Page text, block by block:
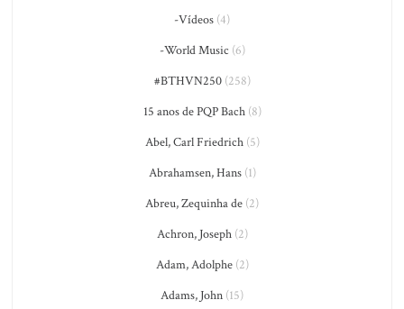
-Vídeos (4)
-World Music (6)
#BTHVN250(258)
15 anos de PQP Bach(8)
Abel, Carl Friedrich(5)
Abrahamsen, Hans(1)
Abreu, Zequinha de (2)
Achron, Joseph(2)
Adam, Adolphe(2)
Adams, John (15)